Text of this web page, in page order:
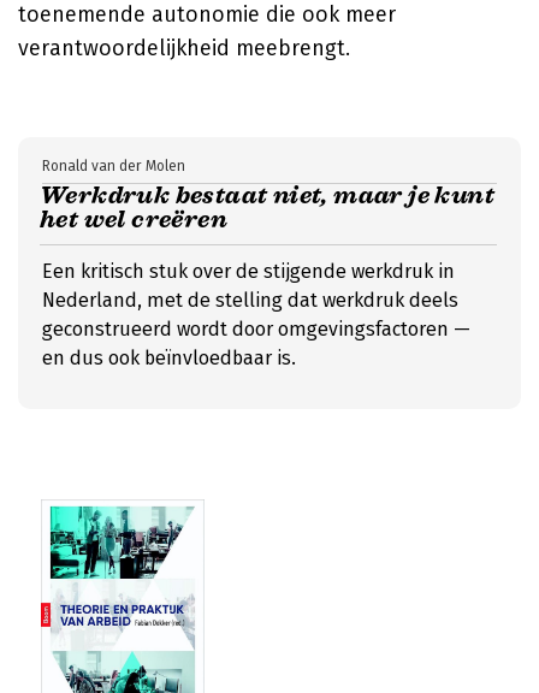
toenemende autonomie die ook meer
verantwoordelijkheid meebrengt.
Werkdruk bestaat niet, maar je kunt
het wel creëren
Ronald van der Molen
Een kritisch stuk over de stijgende werkdruk in
Nederland, met de stelling dat werkdruk deels
geconstrueerd wordt door omgevingsfactoren —
en dus ook beïnvloedbaar is.